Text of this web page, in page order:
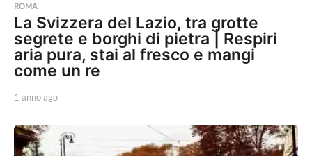
ROMA
La Svizzera del Lazio, tra grotte
segrete e borghi di pietra | Respiri
aria pura, stai al fresco e mangi
come un re
1 anno ago
n
o